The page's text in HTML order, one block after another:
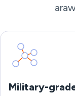
Military-